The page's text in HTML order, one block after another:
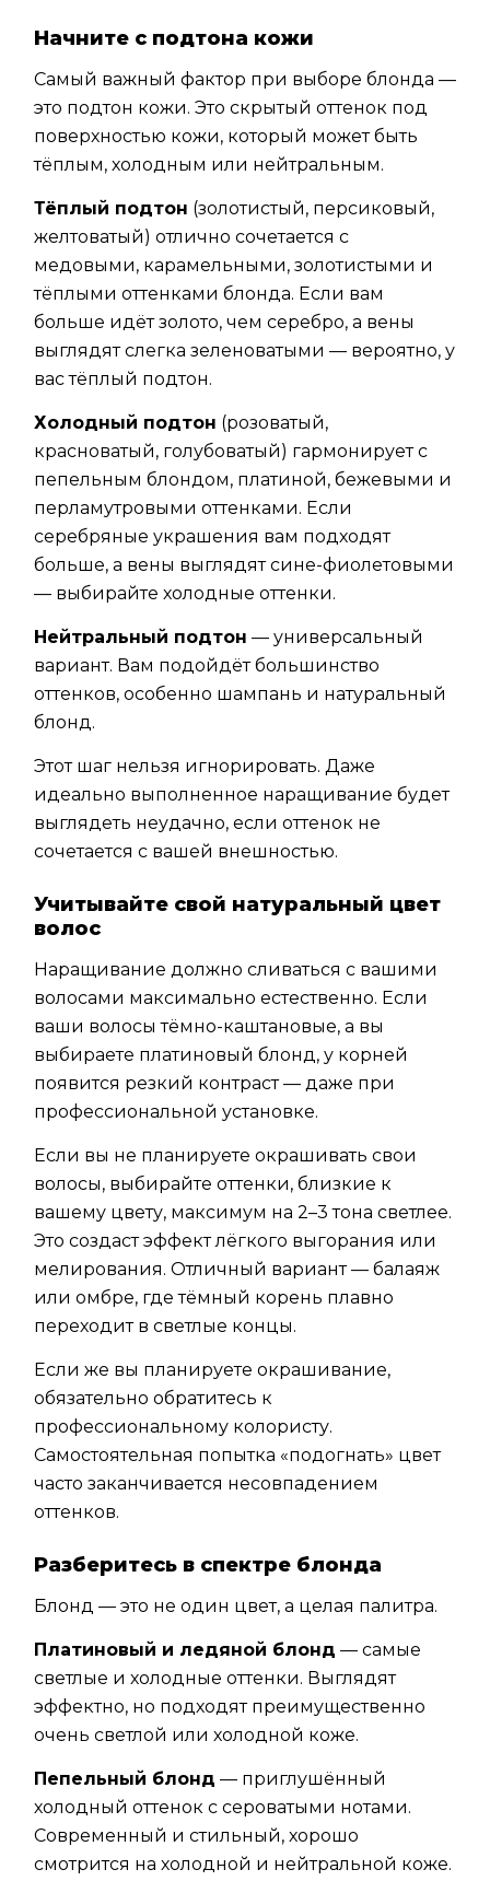
Начните с подтона кожи
Самый важный фактор при выборе блонда —
это подтон кожи. Это скрытый оттенок под
поверхностью кожи, который может быть
тёплым, холодным или нейтральным.
Тёплый подтон (золотистый, персиковый,
желтоватый) отлично сочетается с
медовыми, карамельными, золотистыми и
тёплыми оттенками блонда. Если вам
больше идёт золото, чем серебро, а вены
выглядят слегка зеленоватыми — вероятно, у
вас тёплый подтон.
Холодный подтон (розоватый,
красноватый, голубоватый) гармонирует с
пепельным блондом, платиной, бежевыми и
перламутровыми оттенками. Если
серебряные украшения вам подходят
больше, а вены выглядят сине-фиолетовыми
— выбирайте холодные оттенки.
Нейтральный подтон — универсальный
вариант. Вам подойдёт большинство
оттенков, особенно шампань и натуральный
блонд.
Этот шаг нельзя игнорировать. Даже
идеально выполненное наращивание будет
выглядеть неудачно, если оттенок не
сочетается с вашей внешностью.
Учитывайте свой натуральный цвет
волос
Наращивание должно сливаться с вашими
волосами максимально естественно. Если
ваши волосы тёмно-каштановые, а вы
выбираете платиновый блонд, у корней
появится резкий контраст — даже при
профессиональной установке.
Если вы не планируете окрашивать свои
волосы, выбирайте оттенки, близкие к
вашему цвету, максимум на 2–3 тона светлее.
Это создаст эффект лёгкого выгорания или
мелирования. Отличный вариант — балаяж
или омбре, где тёмный корень плавно
переходит в светлые концы.
Если же вы планируете окрашивание,
обязательно обратитесь к
профессиональному колористу.
Самостоятельная попытка «подогнать» цвет
часто заканчивается несовпадением
оттенков.
Разберитесь в спектре блонда
Блонд — это не один цвет, а целая палитра.
Платиновый и ледяной блонд — самые
светлые и холодные оттенки. Выглядят
эффектно, но подходят преимущественно
очень светлой или холодной коже.
Пепельный блонд — приглушённый
холодный оттенок с сероватыми нотами.
Современный и стильный, хорошо
смотрится на холодной и нейтральной коже.